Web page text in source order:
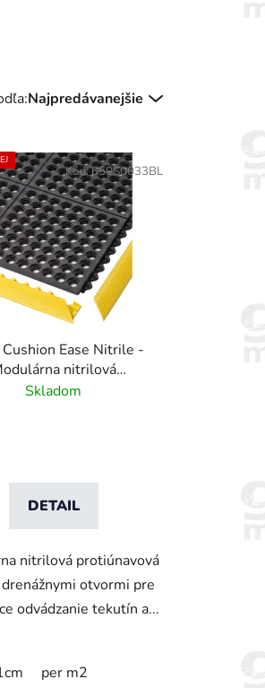
Najpredávanejšie
Ease Nitrile -
nitrilová
rohož s drenážnym
Skladom
DETAIL
nitrilová protiúnavová
otvormi pre
odvádzanie tekutín a...
per m2
Kód:650S0033BL